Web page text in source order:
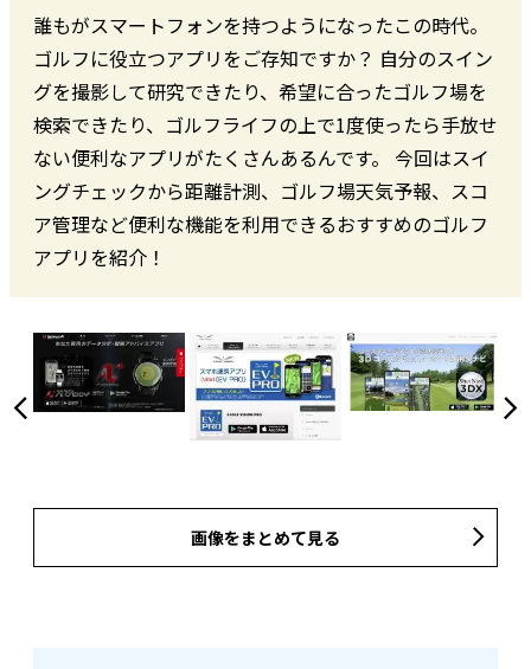
誰もがスマートフォンを持つようになったこの時代。
ゴルフに役立つアプリをご存知ですか？ 自分のスイン
グを撮影して研究できたり、希望に合ったゴルフ場を
検索できたり、ゴルフライフの上で1度使ったら手放せ
ない便利なアプリがたくさんあるんです。 今回はスイ
ングチェックから距離計測、ゴルフ場天気予報、スコ
ア管理など便利な機能を利用できるおすすめのゴルフ
アプリを紹介！
画像をまとめて見る